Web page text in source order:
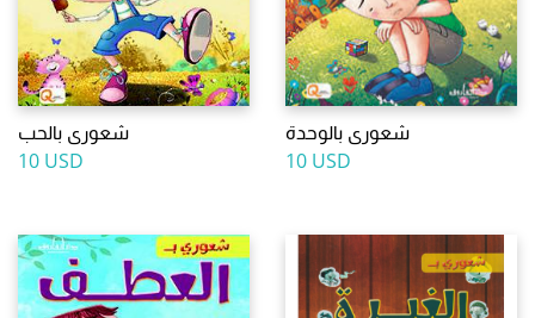
شعورى بالحب
10 USD
شعورى بالوحدة
10 USD